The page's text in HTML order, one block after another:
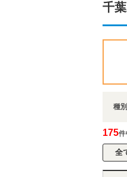
千
種
175件